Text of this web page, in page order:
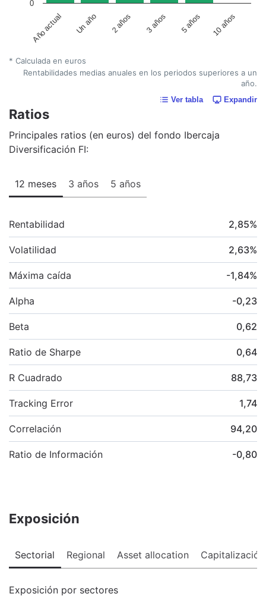
Año actual Un año 2 años 3 años 5 años 10 años
0
* Calculada en euros
Rentabilidades medias anuales en los periodos superiores a un
año.
Ver tabla Expandir
Ratios
Principales ratios (en euros) del fondo Ibercaja
Diversificación FI:
12 meses 3 años 5 años
Rentabilidad 2,85%
Volatilidad 2,63%
Máxima caída -1,84%
Alpha -0,23
Beta 0,62
Ratio de Sharpe 0,64
R Cuadrado 88,73
Tracking Error 1,74
Correlación 94,20
Ratio de Información -0,80
Exposición
Sectorial Regional Asset allocation Capitalización
Exposición por sectores